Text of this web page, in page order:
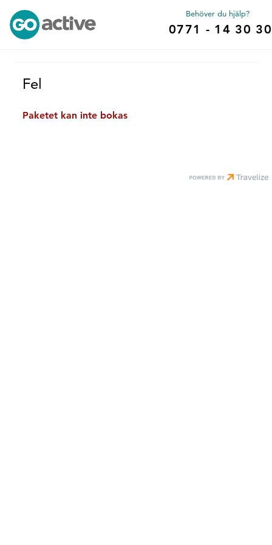
Behöver du hjälp?
0771 - 14 30 30
Fel
Paketet kan inte bokas